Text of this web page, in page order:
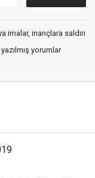
imalar, inançlara saldırı
yorumlar